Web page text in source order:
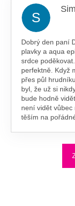
S
Dobrý den paní
plavky a aqua
srdce
perfektně. Když
přes půl
byl, že už si
bude hodně
není vidět vůbec
těším na